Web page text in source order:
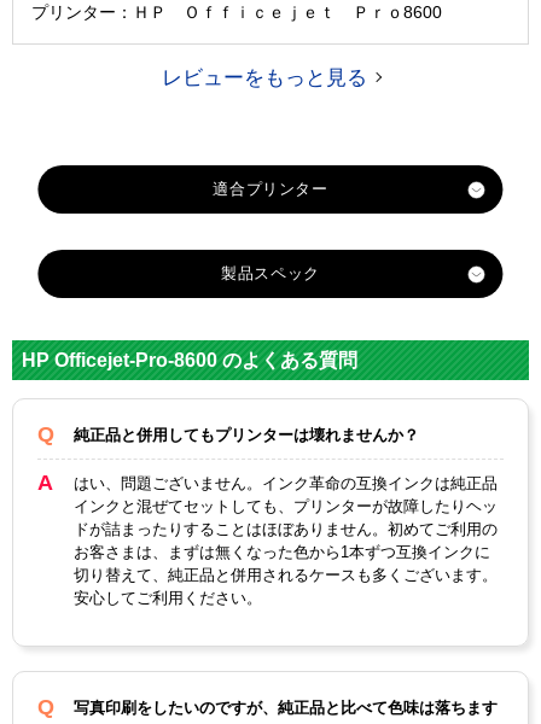
プリンター：ＨＰ Ｏｆｆｉｃｅｊｅｔ Ｐｒｏ8600
レビューをもっと見る
製品スペック
メーカ
ー
hp
対応
純正型
番
HP950X
CN045A
A イン
クカー
トリッ
ジ ブラ
ック増
HP951X
L
CN046A
A イン
クカー
トリッ
ジ シア
HP951X
CN047A
A イン
クカー
トリッ
ジ マゼ
CN048A
A イン
クカー
トリッ
ジ イエ
カラー
ク
タ
ー
HP Officejet-Pro-8600 のよくある質問
純正品と併用してもプリンターは壊れませんか？
はい、問題ございません。インク革命の互換インクは純正品
インクと混ぜてセットしても、プリンターが故障したりヘッ
ドが詰まったりすることはほぼありません。初めてご利用の
お客さまは、まずは無くなった色から1本ずつ互換インクに
切り替えて、純正品と併用されるケースも多くございます。
安心してご利用ください。
写真印刷をしたいのですが、純正品と比べて色味は落ちます